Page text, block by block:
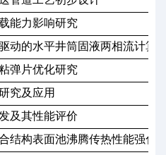
能力影响研究
动的水平井筒固液两相流计算
弹片优化研究
究及应用
及其性能评价
结构表面池沸腾传热性能强化